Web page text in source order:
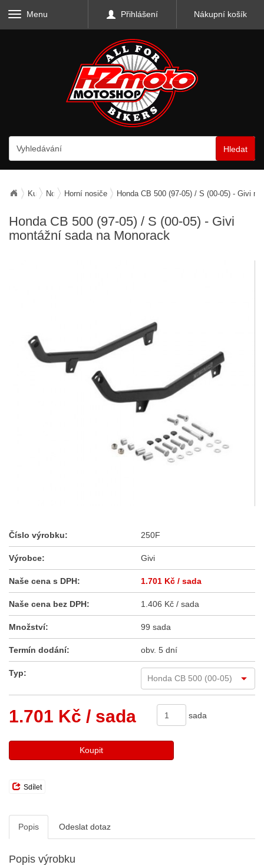
Menu Přihlášení Nákupní košík
Hledat
Kufry, zavazadla, nosiče
Nosiče zavazadel
Horní nosiče Honda CB 500 (97-05) / S (00-05) - Givi
Honda CB 500 (97-05) / S (00-05) - Givi
montážní sada na Monorack
Číslo výrobku: 250F
Výrobce: Givi
Naše cena s DPH: 1.701 Kč / sada
Naše cena bez DPH: 1.406 Kč / sada
Množství: 99 sada
Termín dodání: obv. 5 dní
Typ:
1.701 Kč / sada sada
Koupit
Sdílet
Popis Odeslat dotaz
Popis výrobku